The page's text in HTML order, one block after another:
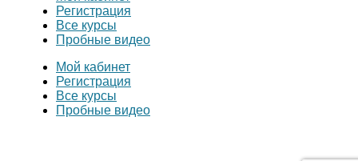
Регистрация
Все курсы
Пробные видео
Мой кабинет
Регистрация
Все курсы
Пробные видео